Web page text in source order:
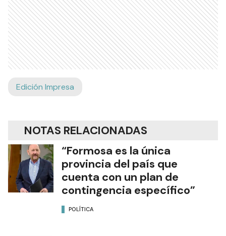
Edición Impresa
NOTAS RELACIONADAS
“Formosa es la única
provincia del país que
cuenta con un plan de
contingencia específico”
POLÍTICA